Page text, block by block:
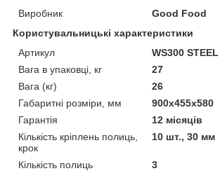
Виробник
Good Food
Користувальницькі характеристики
Артикул
WS300 STEEL
Вага в упаковці, кг
27
Вага (кг)
26
Габаритні розміри, мм
900х455х580
Гарантія
12 місяців
Кількість кріплень полиць,
крок
10 шт., 30 мм
Кількість полиць
3